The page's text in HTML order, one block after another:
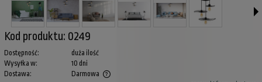
Kod produktu: 0249
Dostępność:
duża ilość
Wysyłka w:
10 dni
Dostawa:
Darmowa